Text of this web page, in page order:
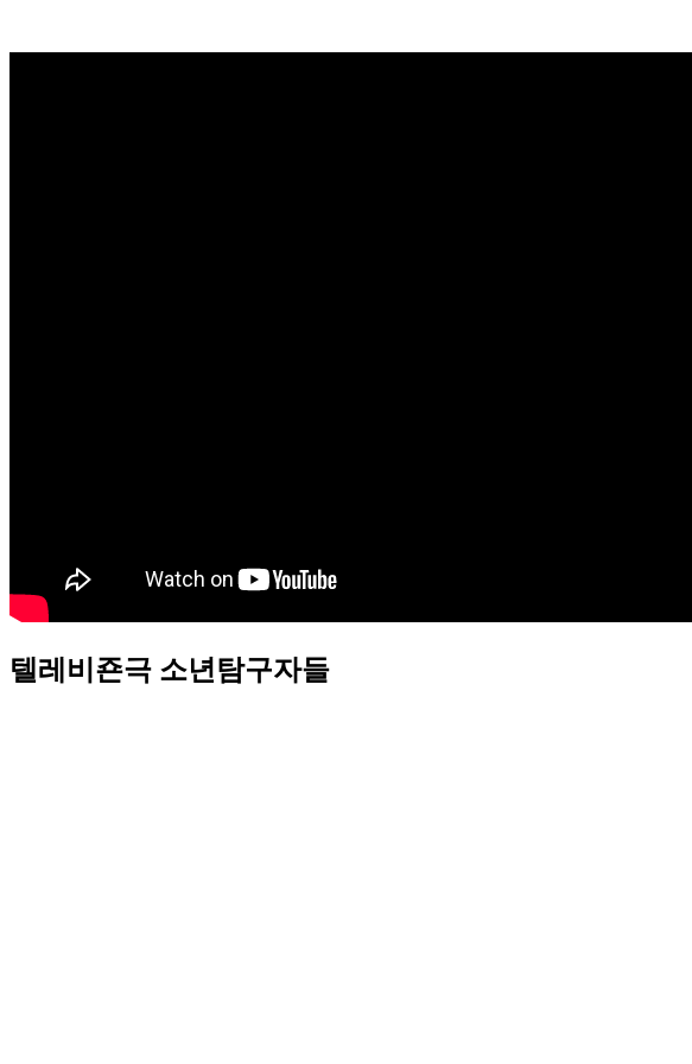
텔레비죤극 소년탐구자들